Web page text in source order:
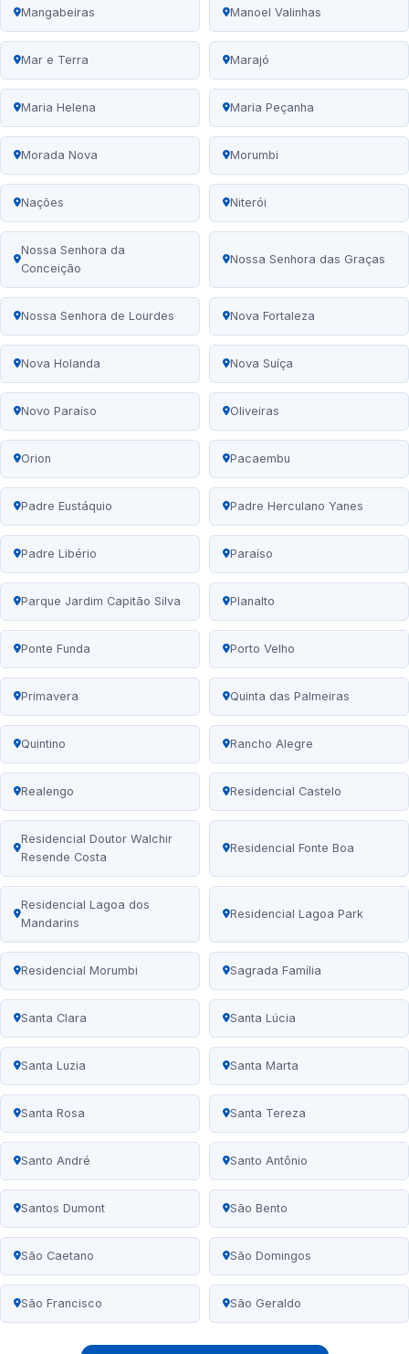
Mangabeiras Manoel Valinhas
Mar e Terra Marajó
Maria Helena Maria Peçanha
Morada Nova Morumbi
Nações Niterói
Nossa Senhora da
Conceição
Nossa Senhora das Graças
Nossa Senhora de Lourdes Nova Fortaleza
Nova Holanda Nova Suíça
Novo Paraíso Oliveiras
Orion Pacaembu
Padre Eustáquio Padre Herculano Yanes
Padre Libério Paraíso
Parque Jardim Capitão Silva Planalto
Ponte Funda Porto Velho
Primavera Quinta das Palmeiras
Quintino Rancho Alegre
Realengo Residencial Castelo
Residencial Doutor Walchir
Resende Costa
Residencial Fonte Boa
Residencial Lagoa dos
Mandarins
Residencial Lagoa Park
Residencial Morumbi Sagrada Família
Santa Clara Santa Lúcia
Santa Luzia Santa Marta
Santa Rosa Santa Tereza
Santo André Santo Antônio
Santos Dumont São Bento
São Caetano São Domingos
São Francisco São Geraldo